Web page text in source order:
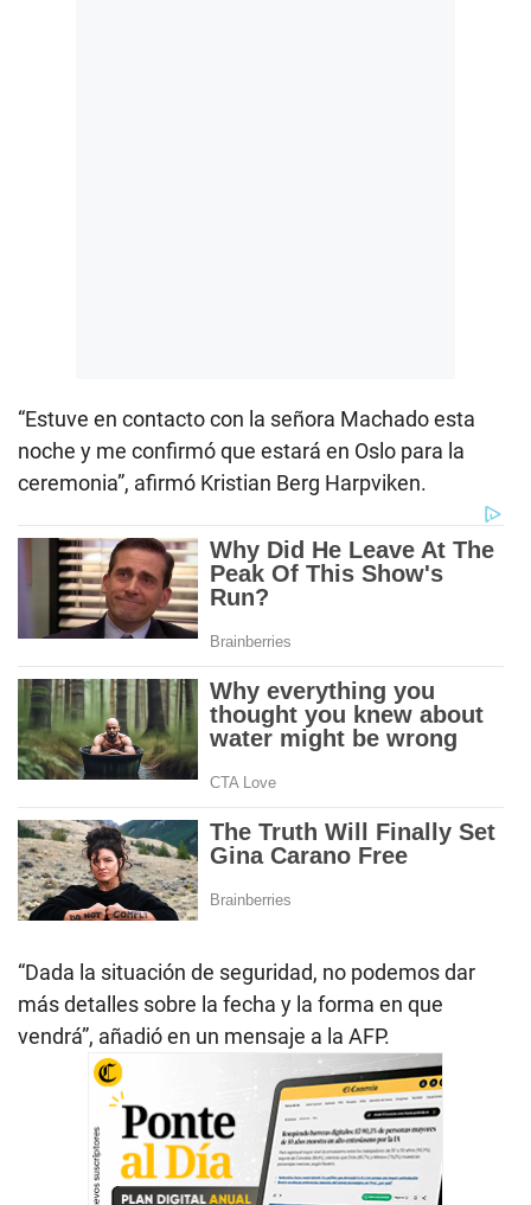
“Estuve en contacto con la señora Machado esta
noche y me confirmó que estará en Oslo para la
ceremonia”, afirmó Kristian Berg Harpviken.
“Dada la situación de seguridad, no podemos dar
más detalles sobre la fecha y la forma en que
vendrá”, añadió en un mensaje a la AFP.